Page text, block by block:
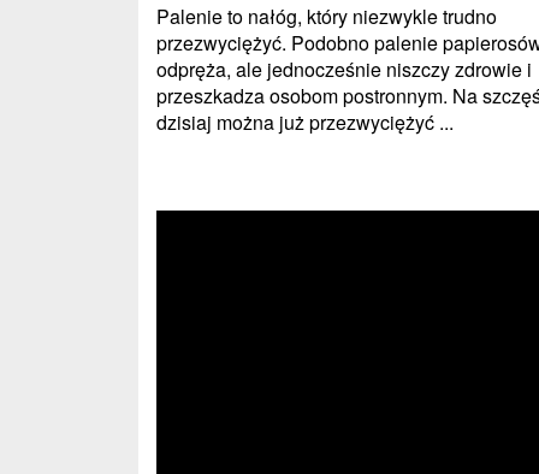
Palenie to nałóg, który niezwykle trudno
przezwyciężyć. Podobno palenie
odpręża, ale jednocześnie niszczy zdrowie i
przeszkadza osobom postronnym. Na
dzisiaj można już przezwyciężyć ...